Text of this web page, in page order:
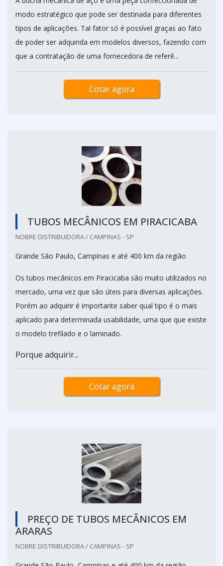
modo estratégico que pode ser destinada para diferentes
tipos de aplicações. Tal fator só é possível graças ao fato
de poder ser adquirida em modelos diversos, fazendo com
que a contratação de uma fornecedora de referê...
Cotar agora
TUBOS MECÂNICOS EM PIRACICABA
NOBRE DISTRIBUIDORA / CAMPINAS - SP
Grande São Paulo, Campinas e até 400 km da região
Os tubos mecânicos em Piracicaba são muito utilizados no
mercado, uma vez que são úteis para diversas aplicações.
Porém ao adquirir é importante saber qual tipo é o mais
aplicado para determinada usabilidade, uma que que existe
o modelo trefilado e o laminado.
Porque adquirir...
Cotar agora
PREÇO DE TUBOS MECÂNICOS EM
ARARAS
NOBRE DISTRIBUIDORA / CAMPINAS - SP